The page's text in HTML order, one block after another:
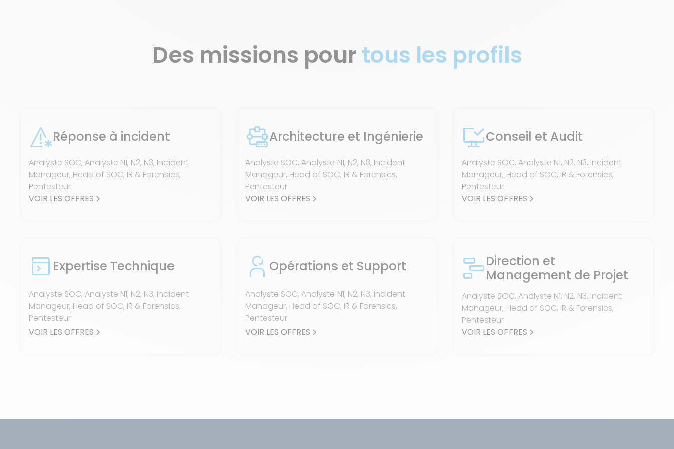
Des missions pourtous les profils
Réponse à incident
Analyste SOC, Analyste N1, N2, N3, Incident
Manageur, Head of SOC, IR & Forensics,
Pentesteur
VOIR LES OFFRES
Architecture et Ingénierie
Analyste SOC, Analyste N1, N2, N3, Incident
Manageur, Head of SOC, IR & Forensics,
Pentesteur
VOIR LES OFFRES
Conseil et Audit
Analyste SOC, Analyste N1, N2, N3, Incident
Manageur, Head of SOC, IR & Forensics,
Pentesteur
VOIR LES OFFRES
Expertise Technique
Analyste SOC, Analyste N1, N2, N3, Incident
Manageur, Head of SOC, IR & Forensics,
Pentesteur
VOIR LES OFFRES
Opérations et Support
Analyste SOC, Analyste N1, N2, N3, Incident
Manageur, Head of SOC, IR & Forensics,
Pentesteur
VOIR LES OFFRES
Direction et
Management de Projet
Analyste SOC, Analyste N1, N2, N3, Incident
Manageur, Head of SOC, IR & Forensics,
Pentesteur
VOIR LES OFFRES